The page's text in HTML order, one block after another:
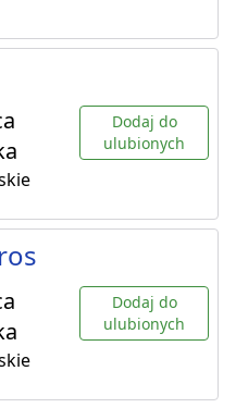
Dodaj do
ulubionych
Dodaj do
ulubionych